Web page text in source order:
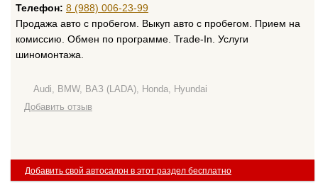
Телефон: 8 (988) 006-23-99
Продажа авто с пробегом. Выкуп авто с пробегом. Прием на
комиссию. Обмен по программе. Trade-In. Услуги
шиномонтажа.
Audi, BMW, ВАЗ (LADA), Honda, Hyundai
Добавить отзыв
Добавить свой автосалон в этот раздел бесплатно